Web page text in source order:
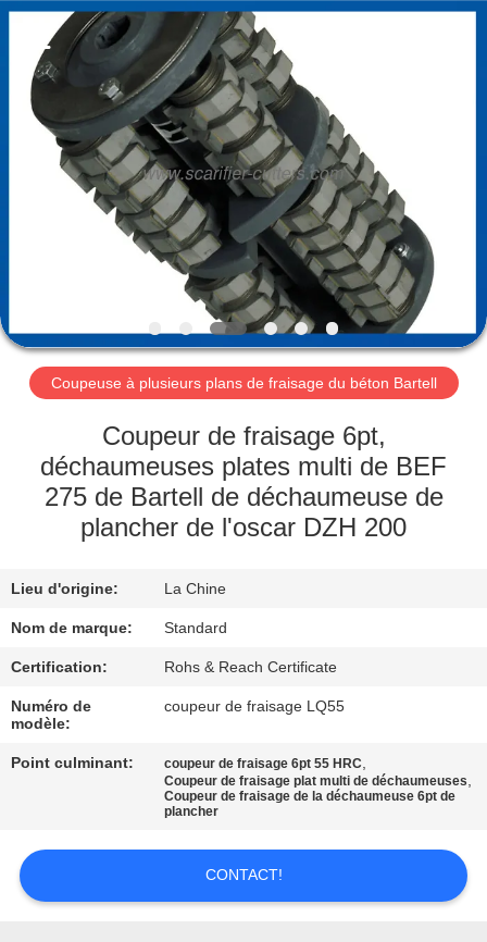
MAISON
PRODUITS
VIDÉOS
PROPOS
DE
NOUS
DE
L'USINE
CONTRÔLE
LA
NOUS
Rights
Reserved.
Coupeuse à plusieurs plans de fraisage du béton Bartell
Coupeur de fraisage 6pt,
déchaumeuses plates multi de BEF
275 de Bartell de déchaumeuse de
plancher de l'oscar DZH 200
Lieu d'origine: La Chine
Nom de marque: Standard
Certification: Rohs & Reach Certificate
Numéro de
modèle:
coupeur de fraisage LQ55
Point culminant: coupeur de fraisage 6pt 55 HRC,
Coupeur de fraisage plat multi de déchaumeuses,
Coupeur de fraisage de la déchaumeuse 6pt de
plancher
CONTACT!